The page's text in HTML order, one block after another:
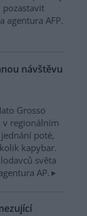
pozastavit
agentura AFP.
návštěvu
Grosso
regionálním
poté,
kapybar.
světa
AP.